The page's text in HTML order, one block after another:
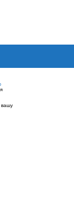
вашу